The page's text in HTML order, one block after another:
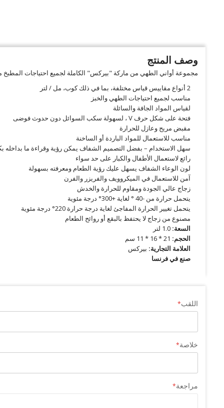
وصف المنتج
مجموعة أواني الطهي من ماركة "بيركس" الكاملة لجميع احتياجات المطبخ
2 أنواع مقاييس قياس مختلفة، بما في ذلك كوب، مل / لتر
مناسب لجميع احتياجات الطهي والخبز
لقياس المواد الجافة والسائلة
فتحة على شكل حرف V ، لسهولة سكب السوائل دون حدوث فوضى
مقبض مريح وعازل للحرارة
مناسب للاستعمال للمواد الباردة أو الساخنة
سهل الاستخدام – بفضل التصميم الشفاف يمكن رؤية وقراءة ما بداخله
رائع لاستعمال الأطفال والكبار على حد سواء
لون الوعاء الشفاف يسهل عليك رؤية الطعام ومعرفته بسهولة
آمن للاستعمال في الميكروويف والفريزر والفرن
زجاج عالي الجودة ومقاوم للحرارة والخدش
يتحمل حرارة من -40 ° لغاية +300° درجة مئوية
يتحمل تغيير الحرارة المفاجئ لغاية درجة حرارة 220° درجة مئوية
مصنوع من زجاج لا يحتفظ بالبقع أو روائح الطعام
السعة:
الحجم:
العلامة التجارية: بيركس
صنع في فرنسا
اللقب
خلاصة
مراجعة